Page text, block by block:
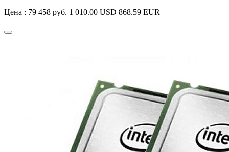
Цена : 79 458 руб. 1 010.00 USD 868.59 EUR